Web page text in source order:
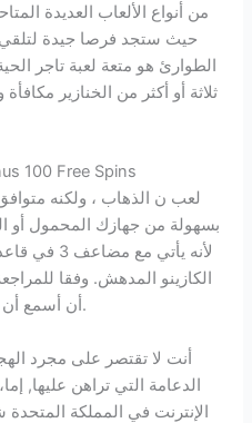
من أنواع الألعاب العديدة
حيث ستجد فرصا جيدة لتلقي
الطوارئ هو متعة لعبة تاجر
ثلاثة أو أكثر من الخنازير
100 Free Spins
لعب ن الذهاب ، ولكنه
بسهولة من جهازك المحمول أو
لأنه يأتي
الكازينو المدهش. وفقا
أن أسمع أن المشكلة قد تم حلها بالكامل الآن.
أنت لا تقتصر على مجرد
الدعامة التي تراهن عليها,
الإنترنت في المملكة